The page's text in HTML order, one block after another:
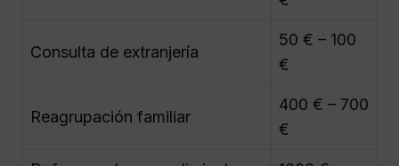
Consulta de extranjería
50 € – 100
€
Reagrupación familiar
400 € – 700
€